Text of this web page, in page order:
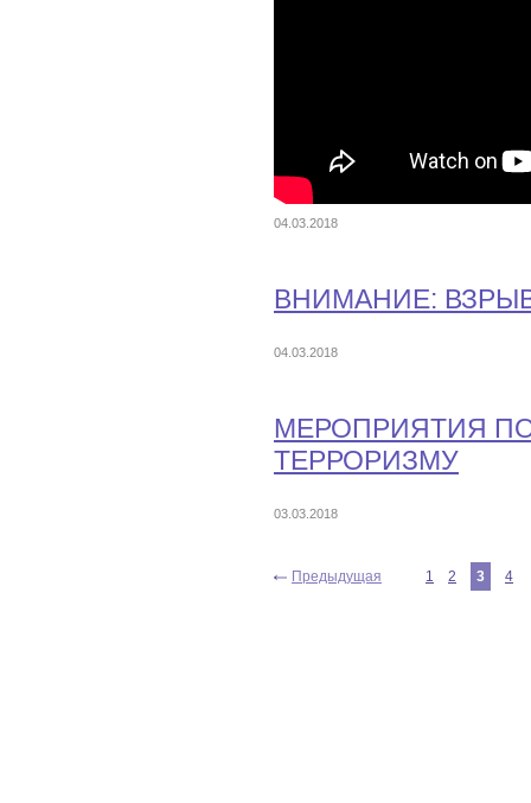
04.03.2018
ВНИМАНИЕ:
04.03.2018
МЕРОПРИЯТИЯ
ТЕРРОРИЗМУ
03.03.2018
Предыдущая 1 2 3 4